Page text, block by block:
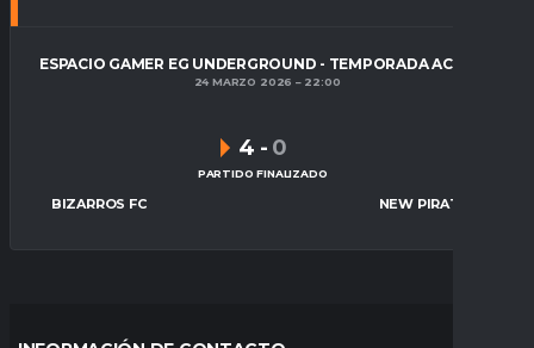
ESPACIO GAMER EG UNDERGROUND - TEMPORADA ACTUAL
24 MARZO 2026 22:00
BIZARROS FC
4 - 0
PARTIDO FINALIZADO